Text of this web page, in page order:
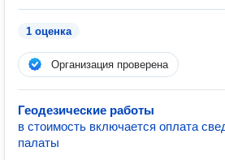
1 оценка
Организация проверена
Геодезические работы
в стоимость включается оплата
палаты